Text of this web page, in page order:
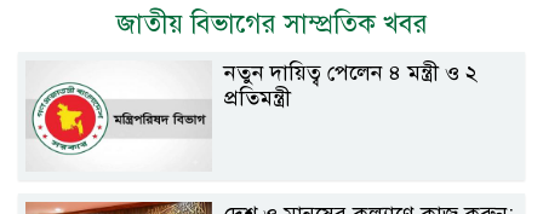
জাতীয় বিভাগের সাম্প্রতিক খবর
নতুন দায়িত্ব পেলেন ৪ মন্ত্রী ও ২
প্রতিমন্ত্রী